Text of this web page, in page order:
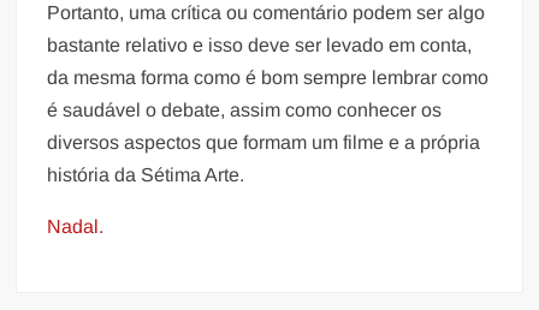
Portanto, uma crítica ou comentário podem ser algo
bastante relativo e isso deve ser levado em conta,
da mesma forma como é bom sempre lembrar como
é saudável o debate, assim como conhecer os
diversos aspectos que formam um filme e a própria
história da Sétima Arte.
Nadal.